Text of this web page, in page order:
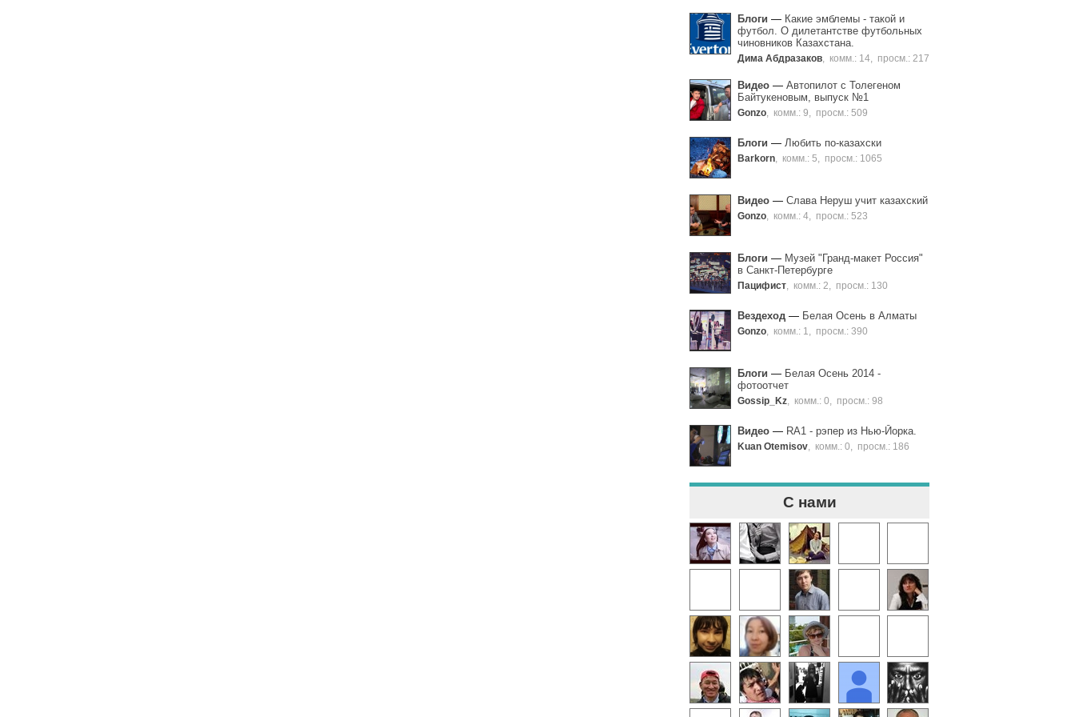
Блоги — Какие эмблемы - такой и
футбол. О дилетантстве футбольных
чиновников Казахстана.
Дима Абдразаков комм.: 14 просм.: 217
Видео — Автопилот с Толегеном
Байтукеновым, выпуск №1
Gonzo комм.: 9 просм.: 509
Блоги — Любить по-казахски
Barkorn комм.: 5 просм.: 1065
Видео — Слава Неруш учит казахский
Gonzo комм.: 4 просм.: 523
Блоги — Музей "Гранд-макет Россия"
в Санкт-Петербурге
Пацифист комм.: 2 просм.: 130
Вездеход — Белая Осень в Алматы
Gonzo комм.: 1 просм.: 390
Блоги — Белая Осень 2014 -
фотоотчет
Gossip_Kz комм.: 0 просм.: 98
Видео — RA1 - рэпер из Нью-Йорка.
Kuan Otemisov комм.: 0 просм.: 186
С нами